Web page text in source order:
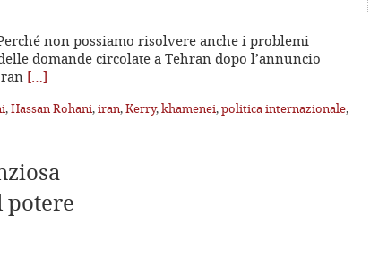
non possiamo risolvere anche i problemi
domande circolate a Tehran dopo l’annuncio
[…]
,Hassan Rohani,iran,Kerry,khamenei,politica internazionale,
potere